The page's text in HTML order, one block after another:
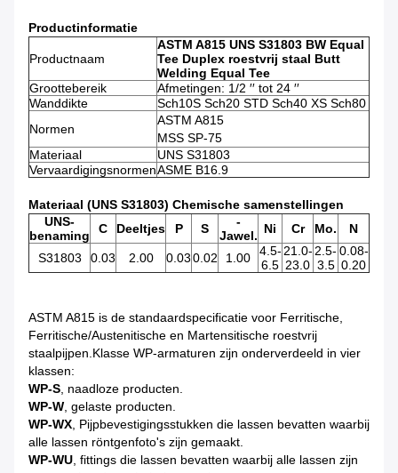
Productinformatie
Productnaam
ASTM A815 UNS S31803 BW Equal
Tee Duplex roestvrij staal Butt
Welding Equal Tee
Groottebereik
Afmetingen: 1/2 ′′ tot 24 ′′
Wanddikte
Sch10S Sch20 STD Sch40 XS Sch80
Normen
ASTM A815
MSS SP-75
Materiaal
UNS S31803
VervaardigingsnormenASME B16.9
Materiaal (UNS S31803) Chemische samenstellingen
UNS-
benaming
C Deeltjes P S
-
Jawel. Ni Cr Mo. N
S31803 0.03 2.00 0.030.02 1.00
4.5-
6.5
21.0-
23.0
2.5-
3.5
0.08-
0.20
ASTM A815 is de standaardspecificatie voor Ferritische,
Ferritische/Austenitische en Martensitische roestvrij
staalpijpen.Klasse WP-armaturen zijn onderverdeeld in vier
klassen:
WP-S, naadloze producten.
WP-W, gelaste producten.
WP-WX, Pijpbevestigingsstukken die lassen bevatten waarbij
alle lassen röntgenfoto's zijn gemaakt.
WP-WU, fittings die lassen bevatten waarbij alle lassen zijn